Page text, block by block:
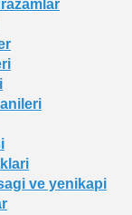
ve yenikapi